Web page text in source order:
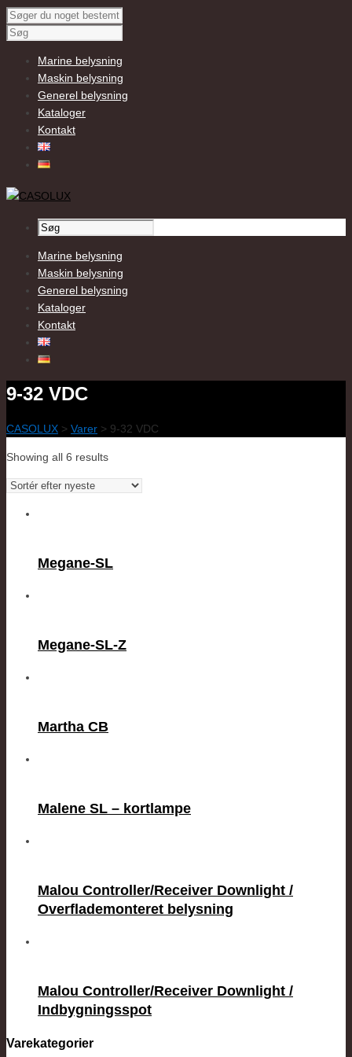
Marine belysning
Maskin belysning
Generel belysning
Kataloger
Kontakt
Marine belysning
Maskin belysning
Generel belysning
Kataloger
Kontakt
9-32 VDC
CASOLUX > Varer > 9-32 VDC
Showing all 6 results
Megane-SL
Megane-SL-Z
Martha CB
Malene SL – kortlampe
Malou Controller/Receiver Downlight /
Overflademonteret belysning
Malou Controller/Receiver Downlight /
Indbygningsspot
Varekategorier